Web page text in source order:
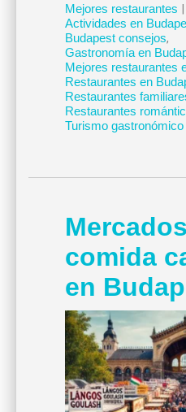
Mejores restaurantes |
Actividades en
Budapest consejos,
Gastronomía en
Mejores restaurantes
Restaurantes en
Restaurantes
Restaurantes
Turismo gastronómico
comida
en